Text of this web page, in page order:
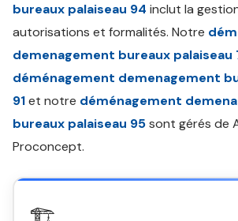
bureaux palaiseau 94 inclut la
autorisations et formalités. Notre
demenagement bureaux palaiseau
déménagement demenagement
91et notre déménagement
bureaux palaiseau 95sont gérés de
Proconcept.